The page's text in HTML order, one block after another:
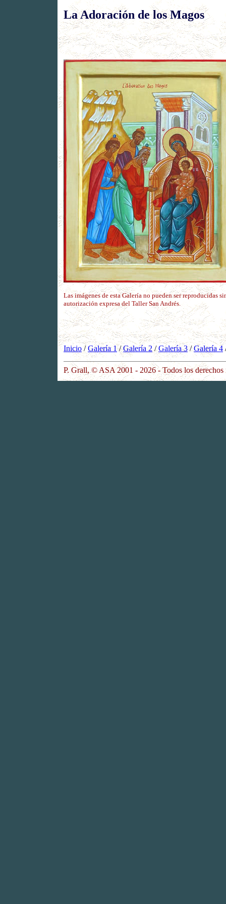
La Adoración de los Magos
Las imágenes de esta Galería no pueden ser reproducidas
autorización expresa del Taller San Andrés.
Inicio/Galería 1/Galería 2/Galería 3/Galería 4
P. Grall, © ASA 2001 - 2026 - Todos los derechos